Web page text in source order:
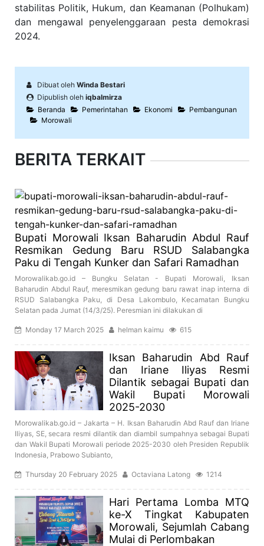
stabilitas Politik, Hukum, dan Keamanan (Polhukam)
dan mengawal penyelenggaraan pesta demokrasi
2024.
Dibuat oleh Winda Bestari
Dipublish oleh iqbalmirza
Beranda
Pemerintahan Ekonomi
Pembangunan
Morowali
BERITA TERKAIT
Bupati Morowali Iksan Baharudin Abdul Rauf
Resmikan Gedung Baru RSUD Salabangka
Paku di Tengah Kunker dan Safari Ramadhan
Morowalikab.go.id – Bungku Selatan - Bupati Morowali, Iksan
Baharudin Abdul Rauf, meresmikan gedung baru rawat inap interna di
RSUD Salabangka Paku, di Desa Lakombulo, Kecamatan Bungku
Selatan pada Jumat (14/3/25). Peresmian ini dilakukan di
Monday 17 March 2025 helman kaimu 615
Iksan Baharudin Abd Rauf
dan Iriane Iliyas Resmi
Dilantik sebagai Bupati dan
Wakil Bupati Morowali
2025-2030
Morowalikab.go.id – Jakarta – H. Iksan Baharudin Abd Rauf dan Iriane
Iliyas, SE, secara resmi dilantik dan diambil sumpahnya sebagai Bupati
dan Wakil Bupati Morowali periode 2025-2030 oleh Presiden Republik
Indonesia, Prabowo Subianto,
Thursday 20 February 2025 Octaviana Latong 1214
Hari Pertama Lomba MTQ
ke-X Tingkat Kabupaten
Morowali, Sejumlah Cabang
Mulai di Perlombakan